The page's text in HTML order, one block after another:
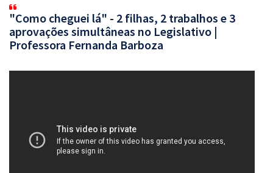
"Como cheguei lá" - 2 filhas, 2 trabalhos e 3
aprovações simultâneas no Legislativo |
Professora Fernanda Barboza